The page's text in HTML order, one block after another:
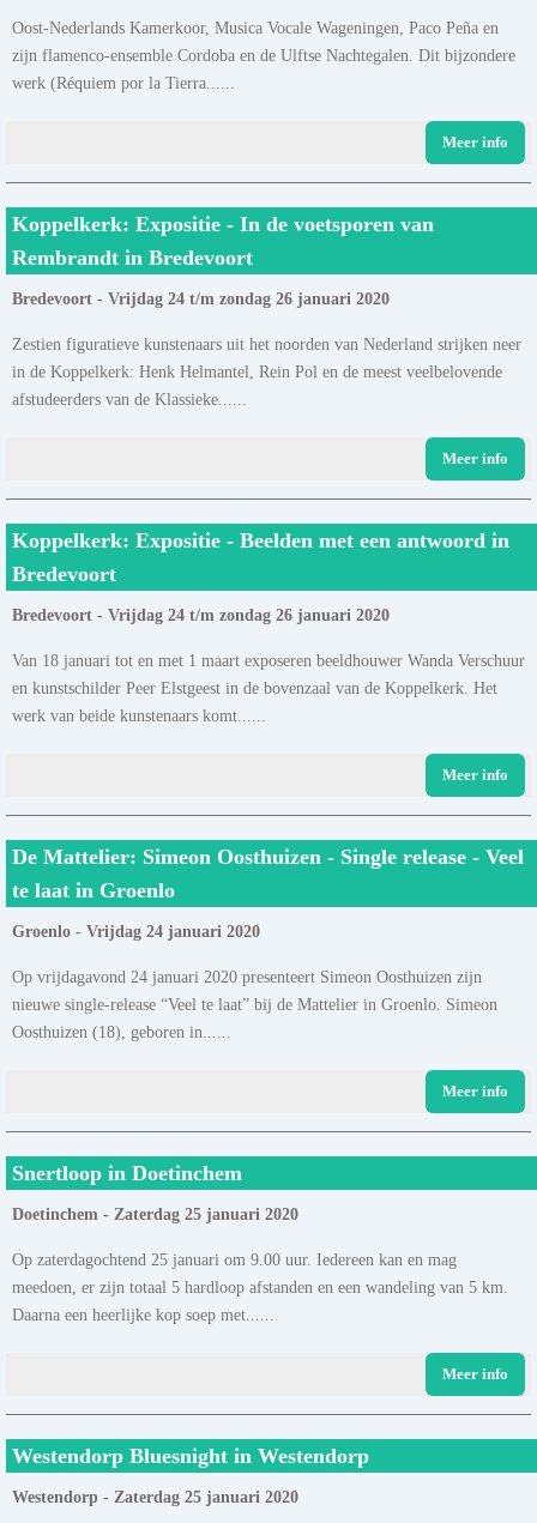
Oost-Nederlands Kamerkoor, Musica Vocale Wageningen, Paco Peña en
zijn flamenco-ensemble Cordoba en de Ulftse Nachtegalen. Dit bijzondere
werk (Réquiem por la Tierra......
Meer info
Koppelkerk: Expositie - In de voetsporen van
Rembrandt in Bredevoort
Bredevoort - Vrijdag 24 t/m zondag 26 januari 2020
Zestien figuratieve kunstenaars uit het noorden van Nederland strijken neer
in de Koppelkerk: Henk Helmantel, Rein Pol en de meest veelbelovende
afstudeerders van de Klassieke......
Meer info
Koppelkerk: Expositie - Beelden met een antwoord in
Bredevoort
Bredevoort - Vrijdag 24 t/m zondag 26 januari 2020
Van 18 januari tot en met 1 maart exposeren beeldhouwer Wanda Verschuur
en kunstschilder Peer Elstgeest in de bovenzaal van de Koppelkerk. Het
werk van beide kunstenaars komt......
Meer info
De Mattelier: Simeon Oosthuizen - Single release - Veel
te laat in Groenlo
Groenlo - Vrijdag 24 januari 2020
Op vrijdagavond 24 januari 2020 presenteert Simeon Oosthuizen zijn
nieuwe single-release “Veel te laat” bij de Mattelier in Groenlo. Simeon
Oosthuizen (18), geboren in......
Meer info
Snertloop in Doetinchem
Doetinchem - Zaterdag 25 januari 2020
Op zaterdagochtend 25 januari om 9.00 uur. Iedereen kan en mag
meedoen, er zijn totaal 5 hardloop afstanden en een wandeling van 5 km.
Daarna een heerlijke kop soep met......
Meer info
Westendorp Bluesnight in Westendorp
Westendorp - Zaterdag 25 januari 2020